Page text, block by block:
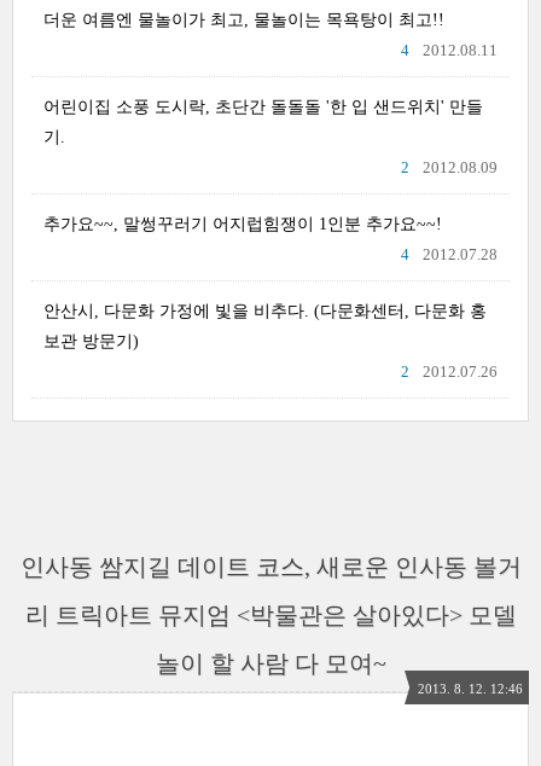
더운 여름엔 물놀이가 최고, 물놀이는 목욕탕이 최고!!
2012.08.11
4
어린이집 소풍 도시락, 초단간 돌돌돌 '한 입 샌드위치' 만들
기.
2012.08.09
2
추가요~~, 말썽꾸러기 어지럽힘쟁이 1인분 추가요~~!
2012.07.28
4
안산시, 다문화 가정에 빛을 비추다. (다문화센터, 다문화 홍
보관 방문기)
2012.07.26
2
인사동 쌈지길 데이트 코스, 새로운 인사동 볼거
리 트릭아트 뮤지엄 <박물관은 살아있다> 모델
놀이 할 사람 다 모여~
2013. 8. 12. 12:46